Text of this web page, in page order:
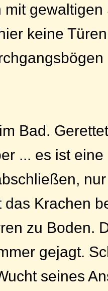
mit gewaltigen
keine
Bad.
... es ist
das Krachen
zu Boden.
gejagt.
seines